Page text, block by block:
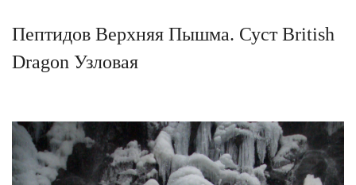
Пептидов Верхняя Пышма. Суст British
Dragon Узловая